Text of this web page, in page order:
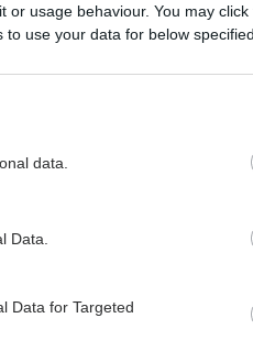
or usage behaviour. You may
use your data for below
data.
Data.
Data for Targeted
και ιδιαίτερα η
από
σωματική
πως η απώλεια
υγείας) συμβαίνει
κάταγμα.